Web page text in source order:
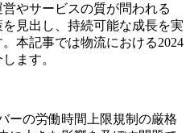
やサービスの質が問われる
見出し、持続可能な成長を実
本記事では物流における2024
ます。
ーの労働時間上限規制の厳格